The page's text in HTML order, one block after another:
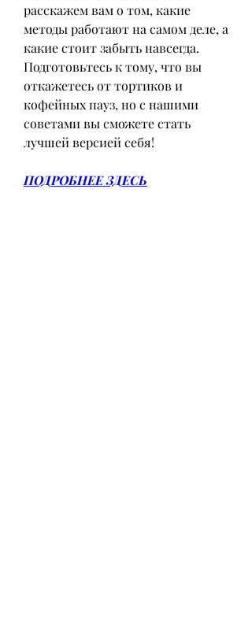
расскажем вам о том, какие
методы работают на самом деле, а
какие стоит забыть навсегда.
Подготовьтесь к тому, что вы
откажетесь от тортиков и
кофейных пауз, но с нашими
советами вы сможете стать
лучшей версией себя!
ПОДРОБНЕЕ ЗДЕСЬ